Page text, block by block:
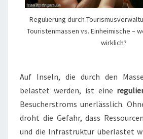
Regulierung durch
Touristenmassen vs. Einheimische –
wirklich?
Auf Inseln, die durch den
belastet werden, ist eine
Besucherstroms unerlässlich.
droht die Gefahr, dass
und die Infrastruktur überlastet